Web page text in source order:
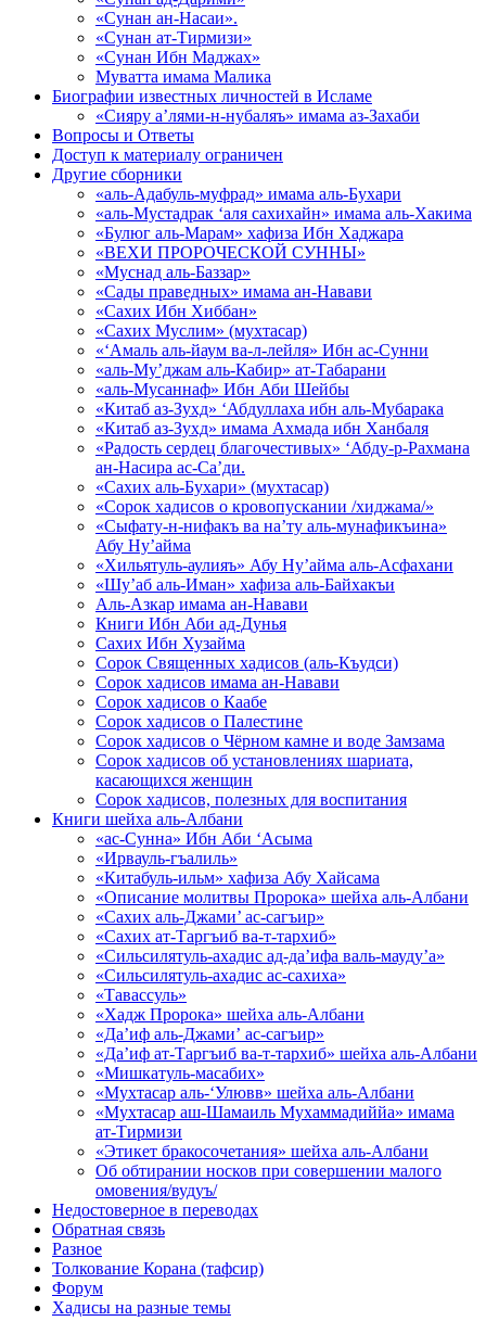
«Сунан ан-Насаи».
«Сунан ат-Тирмизи»
«Сунан Ибн Маджах»
Муватта имама Малика
Биографии известных личностей в Исламе
«Сияру а’лями-н-нубаляъ» имама аз-Захаби
Вопросы и Ответы
Доступ к материалу ограничен
Другие сборники
«аль-Адабуль-муфрад» имама аль-Бухари
«аль-Мустадрак ‘аля сахихайн» имама аль-Хакима
«Булюг аль-Марам» хафиза Ибн Хаджара
«ВЕХИ ПРОРОЧЕСКОЙ СУННЫ»
«Муснад аль-Баззар»
«Сады праведных» имама ан-Навави
«Сахих Ибн Хиббан»
«Сахих Муслим» (мухтасар)
«‘Амаль аль-йаум ва-л-лейля» Ибн ас-Сунни
«аль-Му’джам аль-Кабир» ат-Табарани
«аль-Мусаннаф» Ибн Аби Шейбы
«Китаб аз-Зухд» ‘Абдуллаха ибн аль-Мубарака
«Китаб аз-Зухд» имама Ахмада ибн Ханбаля
«Радость сердец благочестивых» ‘Абду-р-Рахмана
ан-Насира ас-Са’ди.
«Сахих аль-Бухари» (мухтасар)
«Сорок хадисов о кровопускании /хиджама/»
«Сыфату-н-нифакъ ва на’ту аль-мунафикъина»
Абу Ну’айма
«Хильятуль-аулияъ» Абу Ну’айма аль-Асфахани
«Шу’аб аль-Иман» хафиза аль-Байхакъи
Аль-Азкар имама ан-Навави
Книги Ибн Аби ад-Дунья
Сахих Ибн Хузайма
Сорок Священных хадисов (аль-Къудси)
Сорок хадисов имама ан-Навави
Сорок хадисов о Каабе
Сорок хадисов о Палестине
Сорок хадисов о Чёрном камне и воде Замзама
Сорок хадисов об установлениях шариата,
касающихся женщин
Сорок хадисов, полезных для воспитания
Книги шейха аль-Албани
«ас-Сунна» Ибн Аби ‘Асыма
«Ирвауль-гъалиль»
«Китабуль-ильм» хафиза Абу Хайсама
«Описание молитвы Пророка» шейха аль-Албани
«Сахих аль-Джами’ ас-сагъир»
«Сахих ат-Таргъиб ва-т-тархиб»
«Сильсилятуль-ахадис ад-да’ифа валь-мауду’а»
«Сильсилятуль-ахадис ас-сахиха»
«Тавассуль»
«Хадж Пророка» шейха аль-Албани
«Да’иф аль-Джами’ ас-сагъир»
«Да’иф ат-Таргъиб ва-т-тархиб» шейха аль-Албани
«Мишкатуль-масабих»
«Мухтасар аль-‘Улювв» шейха аль-Албани
«Мухтасар аш-Шамаиль Мухаммадиййа» имама
ат-Тирмизи
«Этикет бракосочетания» шейха аль-Албани
Об обтирании носков при совершении малого
омовения/вудуъ/
Недостоверное в переводах
Обратная связь
Разное
Толкование Корана (тафсир)
Форум
Хадисы на разные темы